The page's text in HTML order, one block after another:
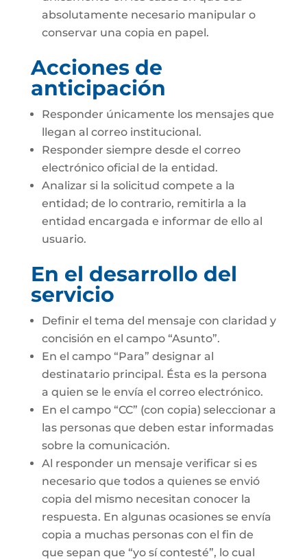
absolutamente necesario manipular o
conservar una copia en papel.
Acciones de
anticipación
Responder únicamente los mensajes que
llegan al correo institucional.
Responder siempre desde el correo
electrónico oficial de la entidad.
Analizar si la solicitud compete a la
entidad; de lo contrario, remitirla a la
entidad encargada e informar de ello al
usuario.
En el desarrollo del
servicio
Definir el tema del mensaje con claridad y
concisión en el campo “Asunto”.
En el campo “Para” designar al
destinatario principal. Ésta es la persona
a quien se le envía el correo electrónico.
En el campo “CC” (con copia) seleccionar a
las personas que deben estar informadas
sobre la comunicación.
Al responder un mensaje verificar si es
necesario que todos a quienes se envió
copia del mismo necesitan conocer la
respuesta. En algunas ocasiones se envía
copia a muchas personas con el fin de
que sepan que “yo sí contesté”, lo cual